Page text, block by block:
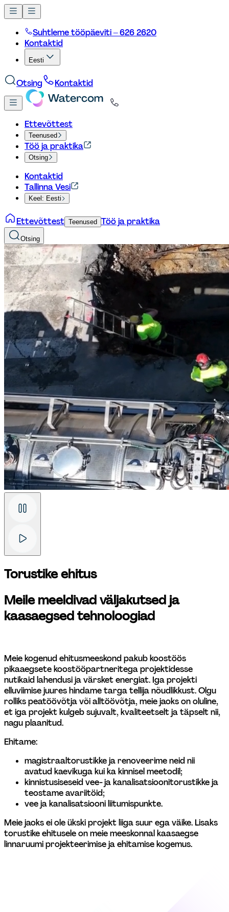
Suhtleme tööpäeviti – 626 2620
Kontaktid
Eesti
Otsing Kontaktid
Ettevõttest
Teenused
Töö ja praktika
Otsing
Kontaktid
Tallinna Vesi
Keel: Eesti
Ettevõttest Teenused Töö ja praktika
Otsing
Torustike ehitus
Meile meeldivad väljakutsed ja
kaasaegsed tehnoloogiad
Meie kogenud ehitusmeeskond pakub koostöös
pikaaegsete koostööpartneritega projektidesse
nutikaid lahendusi ja värsket energiat. Iga projekti
elluviimise juures hindame targa tellija nõudlikkust. Olgu
rolliks peatöövõtja või alltöövõtja, meie jaoks on oluline,
et iga projekt kulgeb sujuvalt, kvaliteetselt ja täpselt nii,
nagu plaanitud.
Ehitame:
magistraaltorustikke ja renoveerime neid nii
avatud kaevikuga kui ka kinnisel meetodil;
kinnistusiseseid vee- ja kanalisatsioonitorustikke ja
teostame avariitöid;
vee ja kanalisatsiooni liitumispunkte.
Meie jaoks ei ole ükski projekt liiga suur ega väike. Lisaks
torustike ehitusele on meie meeskonnal kaasaegse
linnaruumi projekteerimise ja ehitamise kogemus.